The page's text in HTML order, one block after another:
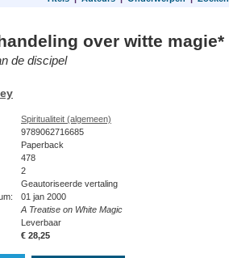
over witte magie*
de discipel
Spiritualiteit (algemeen)
9789062716685
Paperback
478
2
Geautoriseerde vertaling
01 jan 2000
A Treatise on White Magic
Leverbaar
€ 28,25